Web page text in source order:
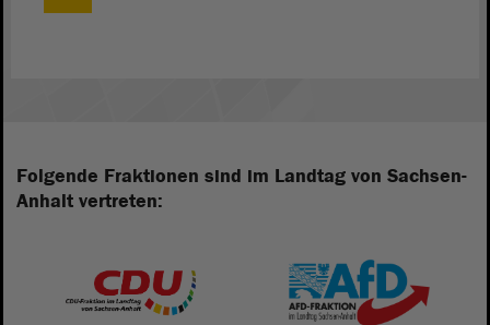
Folgende Fraktionen sind im Landtag von Sachsen-
Anhalt vertreten: